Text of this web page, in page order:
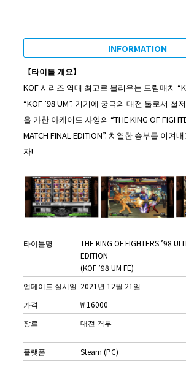
INFORMATION
【타이틀개요】
KOF 시리즈 역대 최고로 불리우는 드림매치
“KOF ’98 UM”. 거기에 궁극의 대전 툴로서 철
을 가한 아케이드 사양의 “THE KING OF
MATCH FINALEDITION”. 치열한 승부를 이겨
자!
타이틀명
THE KING OF FIGHTERS ’98
EDITION
(KOF ’98 UM FE)
업데이트 실시일 2021년 12월 21일
가격
₩ 16000
장르
대전 격투
플랫폼 Steam (PC)